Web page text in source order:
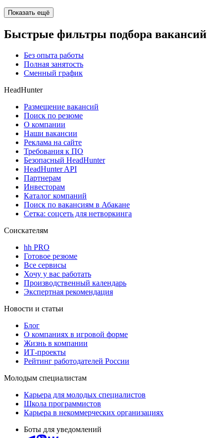
Показать ещё
Быстрые фильтры подбора вакансий
Без опыта работы
Полная занятость
Сменный график
HeadHunter
Размещение вакансий
Поиск по резюме
О компании
Наши вакансии
Реклама на сайте
Требования к ПО
Безопасный HeadHunter
HeadHunter API
Партнерам
Инвесторам
Каталог компаний
Поиск по вакансиям в Абакане
Сетка: соцсеть для нетворкинга
Соискателям
hh PRO
Готовое резюме
Все сервисы
Хочу у вас работать
Производственный календарь
Экспертная рекомендация
Новости и статьи
Блог
О компаниях в игровой форме
Жизнь в компании
ИТ-проекты
Рейтинг работодателей России
Молодым специалистам
Карьера для молодых специалистов
Школа программистов
Карьера в некоммерческих организациях
Боты для уведомлений